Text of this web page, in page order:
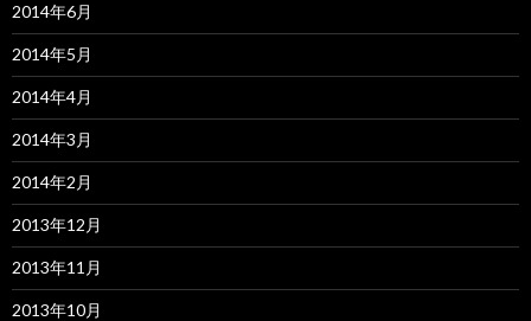
2014年6月
2014年5月
2014年4月
2014年3月
2014年2月
2013年12月
2013年11月
2013年10月